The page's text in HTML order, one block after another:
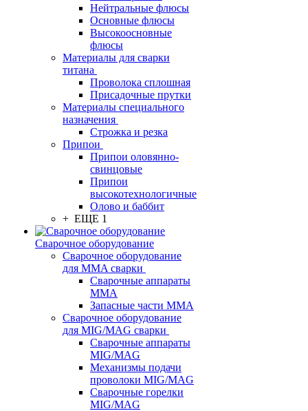
Нейтральные флюсы
Основные флюсы
Высокоосновные
флюсы
Материалы для сварки
титана
Проволока сплошная
Присадочные прутки
Материалы специального
назначения
Строжка и резка
Припои
Припои оловянно-
свинцовые
Припои
высокотехнологичные
Олово и баббит
+ ЕЩЕ 1
Сварочное оборудование
Сварочное оборудование
для MMA сварки
Сварочные аппараты
MMA
Запасные части MMA
Сварочное оборудование
для MIG/MAG сварки
Сварочные аппараты
MIG/MAG
Механизмы подачи
проволоки MIG/MAG
Сварочные горелки
MIG/MAG